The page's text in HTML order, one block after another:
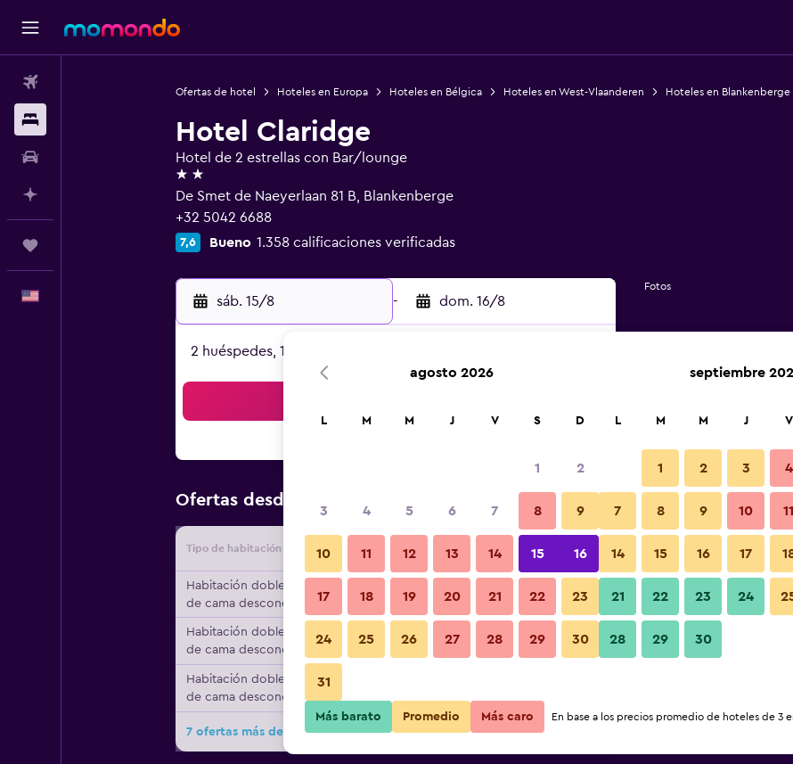
Ofertas de hotel Hoteles en Europa Hoteles en Bélgica Hoteles en West-Vlaanderen Hoteles en Blankenberge
Hotel Claridge
Hotel de 2 estrellas con Bar/lounge
2 estrellas
De Smet de Naeyerlaan 81 B, Blankenberge
+32 5042 6688
7,6 Bueno 1.358 calificaciones verificadas
sáb. 15/8 - dom. 16/8
2 huéspedes, 1 habitación
Ofertas desde Oferta más barata de precio por noche
Tipo de habitación Proveedor Total noche
Habitación doble, tipo
de cama desconocido
$93 Ver oferta
Habitación doble, tipo
de cama desconocido
$94 Ver oferta
Habitación doble, tipo
de cama desconocido
7 ofertas más de Hotel Claridge
Fotos
agosto 2026
L M M J V S D
1 2
3 4 5 6 7 8 9
10 11 12 13 14 15 16
17 18 19 20 21 22 23
24 25 26 27 28 29 30
31
septiembre
L M M J V
1 2 3 4
7 8 9 10 11
14 15 16 17
21 22 23 24
28 29 30
Más barato Promedio Más caro En base a los precios promedio de hoteles de 3